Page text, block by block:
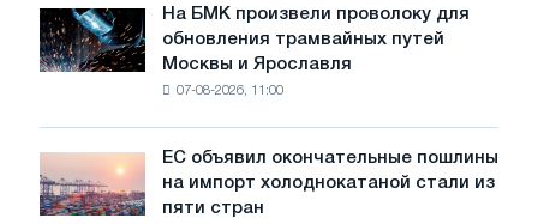
целей
обезуглероживания
июле
На
БМК
произвели
трамвайных
путей
На БМК произвели проволоку для
обновления трамвайных путей
Москвы и Ярославля
07-08-2026, 11:00
объявил
окончательные
ЕС объявил окончательные пошлины
на импорт холоднокатаной стали из
пяти стран